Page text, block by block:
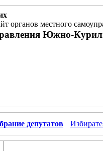
органов местного
Южно-
депутатов